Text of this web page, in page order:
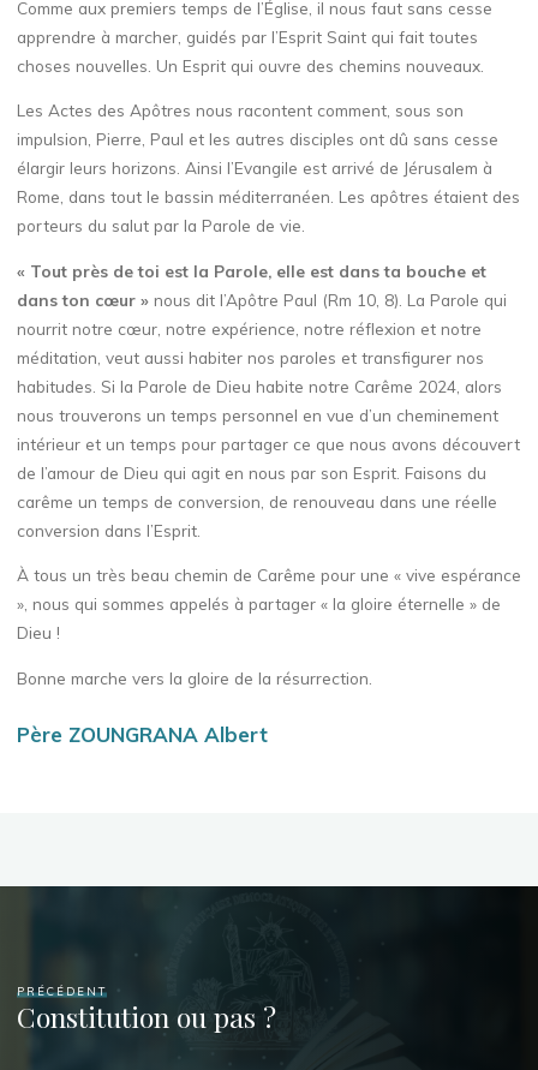
Comme aux premiers temps de l’Église, il nous faut sans cesse
apprendre à marcher, guidés par l’Esprit Saint qui fait toutes
choses nouvelles. Un Esprit qui ouvre des chemins nouveaux.
Les Actes des Apôtres nous racontent comment, sous son
impulsion, Pierre, Paul et les autres disciples ont dû sans cesse
élargir leurs horizons. Ainsi l’Evangile est arrivé de Jérusalem à
Rome, dans tout le bassin méditerranéen. Les apôtres étaient des
porteurs du salut par la Parole de vie.
« Tout près de toi est la Parole, elle est dans ta bouche et
dans ton cœur » nous dit l’Apôtre Paul (Rm 10, 8). La Parole qui
nourrit notre cœur, notre expérience, notre réflexion et notre
méditation, veut aussi habiter nos paroles et transfigurer nos
habitudes. Si la Parole de Dieu habite notre Carême 2024, alors
nous trouverons un temps personnel en vue d’un cheminement
intérieur et un temps pour partager ce que nous avons découvert
de l’amour de Dieu qui agit en nous par son Esprit. Faisons du
carême un temps de conversion, de renouveau dans une réelle
conversion dans l’Esprit.
À tous un très beau chemin de Carême pour une « vive espérance
», nous qui sommes appelés à partager « la gloire éternelle » de
Dieu !
Bonne marche vers la gloire de la résurrection.
Père ZOUNGRANA Albert
PRÉCÉDENT
Constitution ou pas ?